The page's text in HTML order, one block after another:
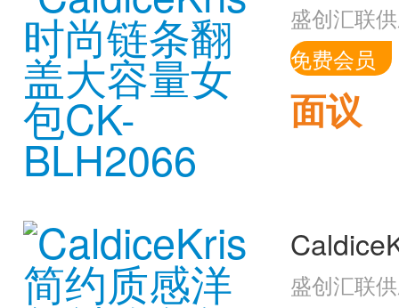
盛创汇联
免费会员
面议
盛创汇联